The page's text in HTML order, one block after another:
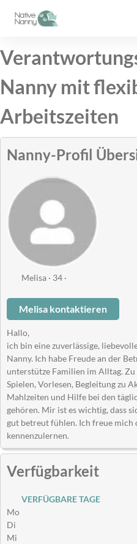
Inhalt
Nanny mit
Arbeitszeiten
Nanny-Profil
Melisa · 34 ·
Melisa kontaktieren
Hallo,
ich bin eine zuverlässige,
Nanny. Ich habe Freude an der
unterstütze Familien im Alltag.
Spielen, Vorlesen, Begleitung zu
Mahlzeiten und Hilfe bei den
gehören. Mir ist es wichtig, dass
gut betreut fühlen. Ich freue mich
kennenzulernen.
Verfügbarkeit
VERFÜGBARE TAGE
Mo
Di
Mi